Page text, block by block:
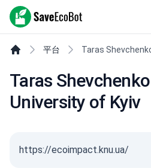
SaveEcoBot
平台 Taras
Taras
University of Kyiv
https://ecoimpact.knu.ua/